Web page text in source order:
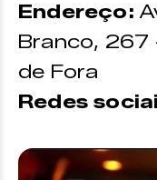
Endereço:
Branco, 267
de Fora
Redes